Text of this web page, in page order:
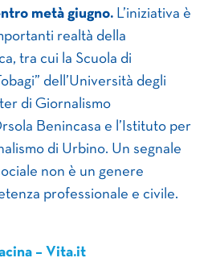
metà giugno. L’iniziativa è
realtà della
tra cui la Scuola di
dell’Università degli
di Giornalismo
Benincasa e l’Istituto per
di Urbino. Un segnale
non è un genere
professionale e civile.
– Vita.it